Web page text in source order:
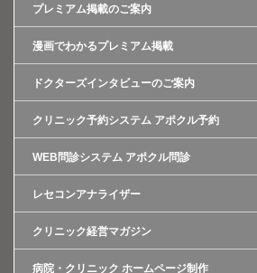
プレミアム掲載のご案内
漫画でわかるプレミアム掲載
ドクターズインタビューのご案内
クリニック予約システム アポクル予約
WEB問診システム アポクル問診
レセコンアナライザー
クリニック経営マガジン
病院・クリニック ホームページ制作